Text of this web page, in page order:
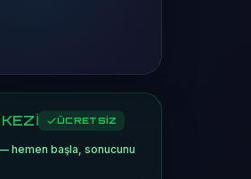
ÜCRETSİZ
hemen başla, sonucunu